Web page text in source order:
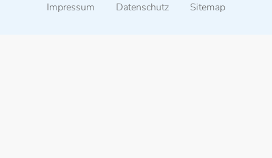
Impressum Datenschutz Sitemap